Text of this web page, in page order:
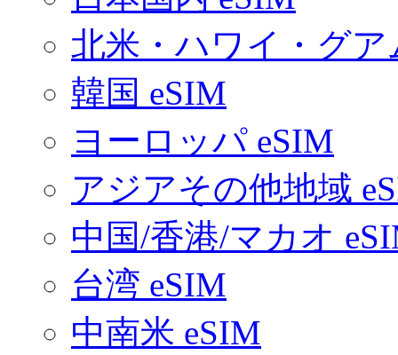
北米・ハワイ・グア
韓国 eSIM
ヨーロッパ eSIM
アジアその他地域
中国/香港/マカオ
台湾 eSIM
中南米 eSIM